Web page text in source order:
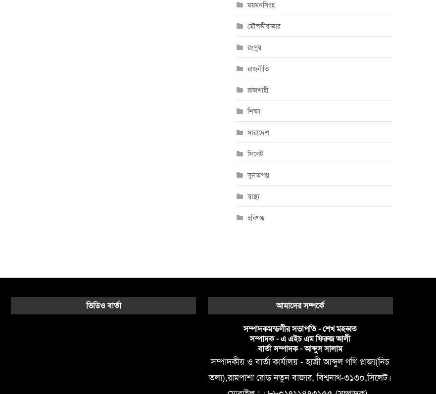
ময়মনসিংহ
মৌলভীবাজার
রংপুর
রাজনীতি
রাজশাহী
শিক্ষা
সারাদেশ
সিলেট
সুনামগঞ্জ
স্বাস্থ্য
হবিগঞ্জ
ভিডিও বার্তা আমাদের সম্পর্কে
সম্পাদকমন্ডলীর সভাপতি - শেখ মহব্বত
সম্পাদক - এ এইচ এম ফিরুজ আলী
বার্তা সম্পাদক - আব্দুস সালাম
সম্পাদকীয় ও বার্তা কার্যালয় - হাজী আব্দুল গণি প্লাজা(নিচ
তলা),রামপাশা রোড নতুন বাজার, বিশ্বনাথ-৩১৩০,সিলেট।